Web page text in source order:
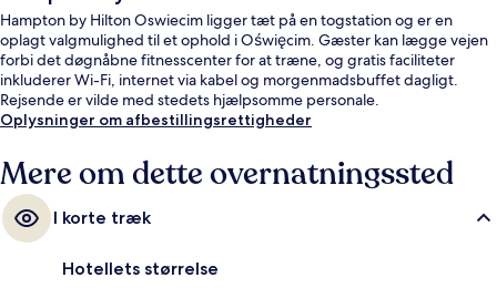
Hampton by Hilton Oswiecim ligger tæt på en togstation og er en
oplagt valgmulighed til et ophold i Oświęcim. Gæster kan lægge vejen
forbi det døgnåbne fitnesscenter for at træne, og gratis faciliteter
inkluderer Wi-Fi, internet via kabel og morgenmadsbuffet dagligt.
Rejsende er vilde med stedets hjælpsomme personale.
Oplysninger om afbestillingsrettigheder
Mere om dette overnatningssted
I korte træk
Hotellets størrelse